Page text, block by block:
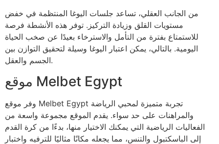
من الجانب العقلي، تساعد جلسات اليوغا المنتظمة في خفض
مستويات القلق وزيادة التركيز. توفر هذه الأنشطة فرصة
للاستمتاع بفترة من التأمل والاسترخاء بعيدًا عن صخب الحياة
اليومية. بالتالي، يمكن اعتبار اليوغا وسيلة لتحقيق التوازن بين
الجسم والعقل.
موقع Melbet Egypt
وفر موقع Melbet Egypt تجربة متميزة لمحبي الرياضة
والمراهنات على حد سواء. يقدم الموقع مجموعة واسعة من
الفعاليات الرياضية التي يمكنك الاختيار منها، بدءًا من كرة القدم
إلى الباسكتبول والتنس، مما يجعله مكانًا مثاليًا للترفيه واختبار